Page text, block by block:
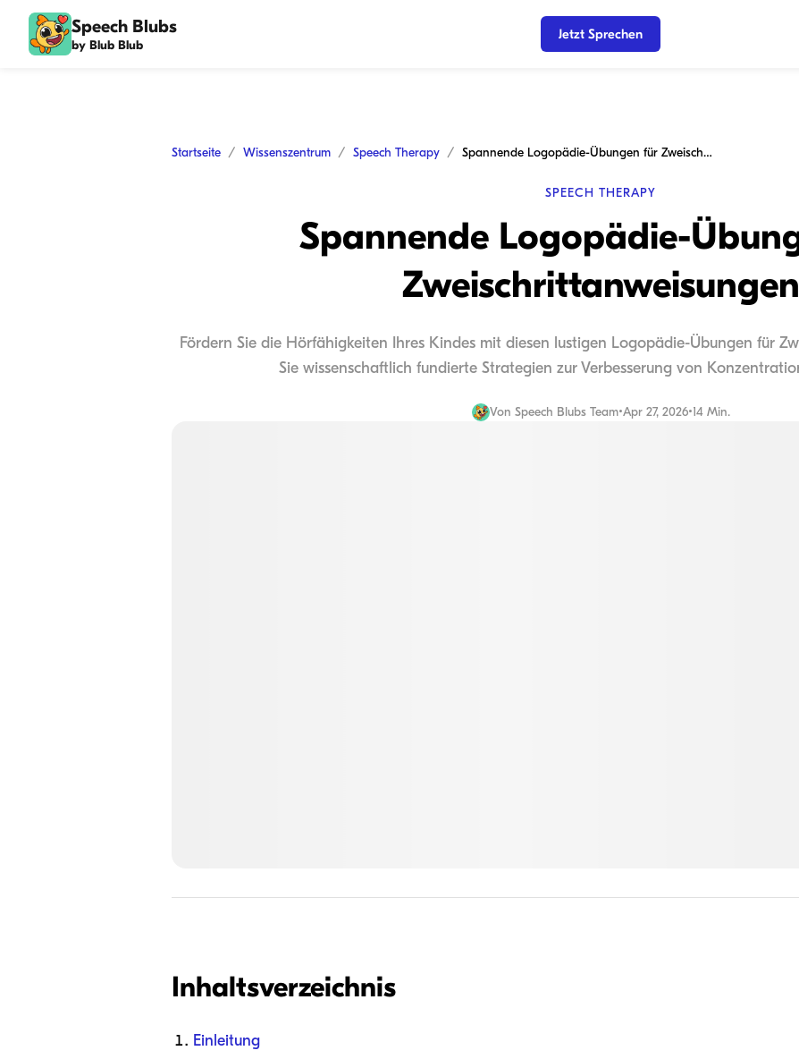
Speech Blubs
by Blub Blub
Jetzt Sprechen
Startseite Wissenszentrum Speech Therapy Spannende Logopädie-Übungen für Zweischrittanweisungen
SPEECH THERAPY
Spannende Logopädie-
Zweischrittanweisungen
Fördern Sie die Hörfähigkeiten Ihres Kindes mit diesen lustigen Logopädie-Übungen für
Sie wissenschaftlich fundierte Strategien zur Verbesserung von
Von Speech Blubs Team•Apr 27, 2026•14 Min.
Inhaltsverzeichnis
Einleitung